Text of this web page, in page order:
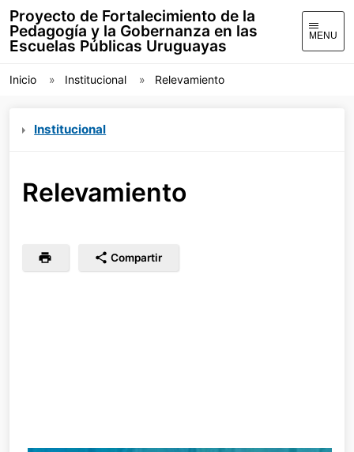
Proyecto de Fortalecimiento de la
Pedagogía y la Gobernanza en las
Escuelas Públicas Uruguayas
MENU
Inicio Institucional Relevamiento
Institucional
Relevamiento
Compartir